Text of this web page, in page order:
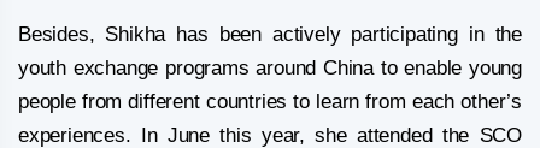
Besides, Shikha has been actively participating in the
youth exchange programs around China to enable young
people from different countries to learn from each other’s
experiences. In June this year, she attended the SCO